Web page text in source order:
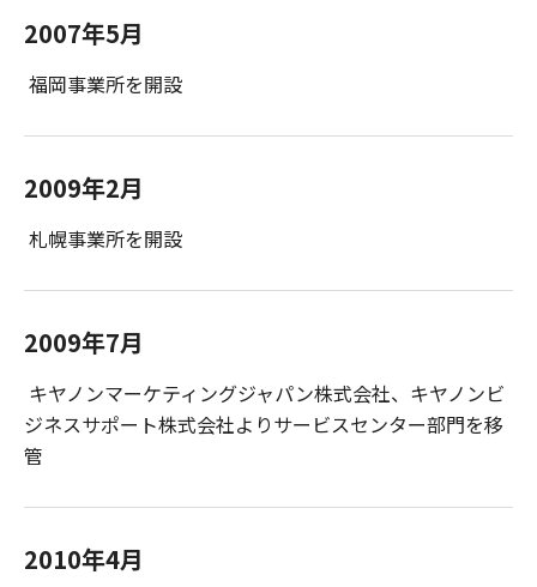
2007年5月
福岡事業所を開設
2009年2月
札幌事業所を開設
2009年7月
キヤノンマーケティングジャパン株式会社、キヤノンビ
ジネスサポート株式会社よりサービスセンター部門を移
管
2010年4月